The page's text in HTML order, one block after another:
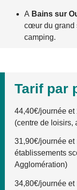
A Bains sur
cœur du grand
camping.
Tarif par
44,40€/journée
(centre de loisirs,
31,90€/journée
établissements
Agglomération)
34,80€/journée